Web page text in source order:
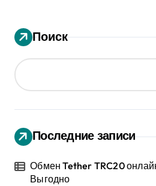
Поиск
Последние записи
Обмен Tether TRC20
Выгодно